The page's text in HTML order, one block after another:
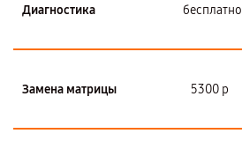
Диагностика бесплатно
Замена матрицы 5300 р